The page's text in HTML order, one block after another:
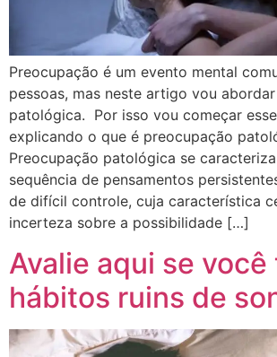
Preocupação é um evento mental
pessoas, mas neste artigo vou
patológica. Por isso vou começar
explicando o que é preocupação
Preocupação patológica se
sequência de pensamentos
de difícil controle, cuja característica
incerteza sobre a possibilidade […]
Avalie aqui se você
hábitos ruins de